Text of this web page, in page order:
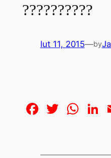
??????????
lut 11, 2015—by